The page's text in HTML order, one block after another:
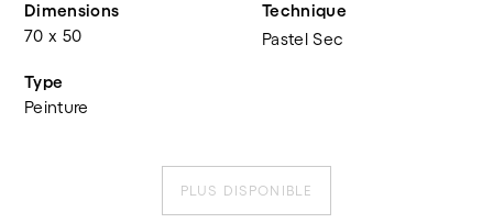
Dimensions
70 x 50
Technique
Pastel Sec
Type
Peinture
PLUS DISPONIBLE